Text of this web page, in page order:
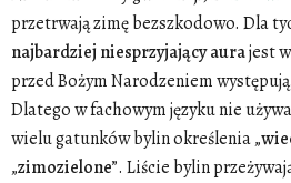
przetrwają zimę bezszkodowo. Dla
najbardziejniesprzyjającyaurajest
przed Bożym Narodzeniem
Dlatego w fachowym języku nie
wielu gatunków bylin określenia „
„zimozielone”. Liście bylin